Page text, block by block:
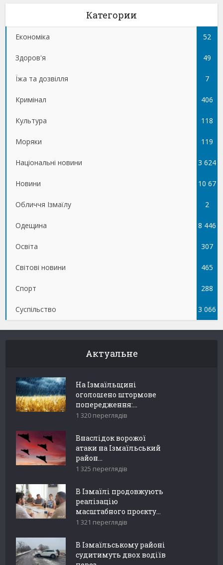
Категории
Економіка 52
Здоров'я 49
Їжа та дозвілля 7
Кримінал 406
Культура 118
Моряки 119
Національні новини 3 624
Новини 10 67
5
Обличчя Ізмаїлу 2
Одещина 8 446
Освіта 307
Світові новини 465
Спорт 288
Суспільство 3 066
Актуальне
На Ізмаїльщині
оголошено штормове
попередження:...
1 320 переглядів
Внаслідок ворожої
атаки на Ізмаїльський
район...
1 325 переглядів
В Ізмаїлі продовжують
реалізацію
масштабного проєкту...
1 321 переглядів
В Ізмаїльському районі
судитимуть двох водіїв